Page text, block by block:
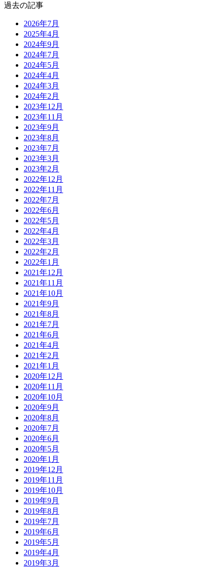
過去の記事
2026年7月
2025年4月
2024年9月
2024年7月
2024年5月
2024年4月
2024年3月
2024年2月
2023年12月
2023年11月
2023年9月
2023年8月
2023年7月
2023年3月
2023年2月
2022年12月
2022年11月
2022年7月
2022年6月
2022年5月
2022年4月
2022年3月
2022年2月
2022年1月
2021年12月
2021年11月
2021年10月
2021年9月
2021年8月
2021年7月
2021年6月
2021年4月
2021年2月
2021年1月
2020年12月
2020年11月
2020年10月
2020年9月
2020年8月
2020年7月
2020年6月
2020年5月
2020年1月
2019年12月
2019年11月
2019年10月
2019年9月
2019年8月
2019年7月
2019年6月
2019年5月
2019年4月
2019年3月